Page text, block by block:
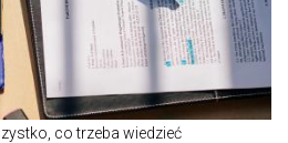
co trzeba wiedzieć